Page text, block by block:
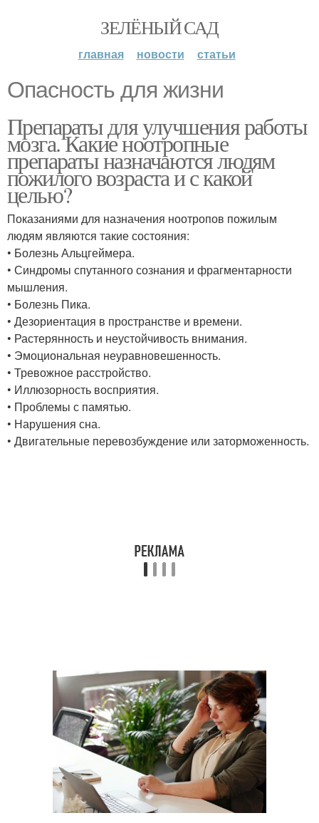
ЗЕЛЁНЫЙ САД
главная новости статьи
Опасность для жизни
Препараты для улучшения работы
мозга. Какие ноотропные
препараты назначаются людям
пожилого возраста и с какой
целью?
Показаниями для назначения ноотропов пожилым
людям являются такие состояния:
• Болезнь Альцгеймера.
• Синдромы спутанного сознания и фрагментарности
мышления.
• Болезнь Пика.
• Дезориентация в пространстве и времени.
• Растерянность и неустойчивость внимания.
• Эмоциональная неуравновешенность.
• Тревожное расстройство.
• Иллюзорность восприятия.
• Проблемы с памятью.
• Нарушения сна.
• Двигательные перевозбуждение или заторможенность.